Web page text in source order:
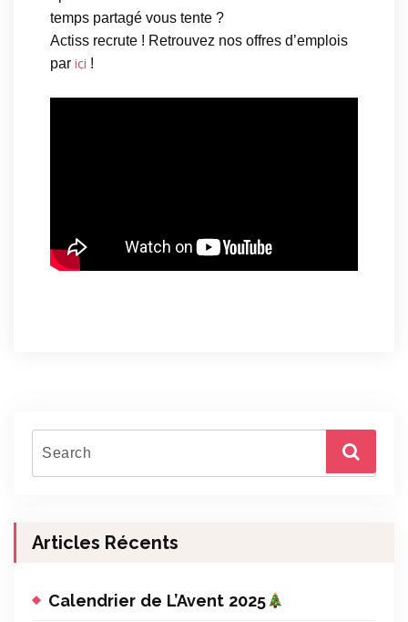
temps partagé vous tente ?
Actiss recrute ! Retrouvez nos offres d’emplois
par ici !
Articles Récents
Calendrier de L’Avent 2025